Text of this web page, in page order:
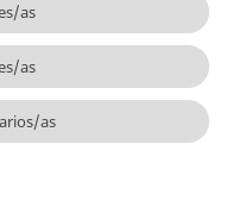
as
as
as